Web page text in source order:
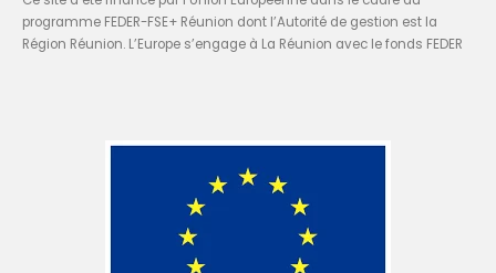
programme FEDER-FSE+ Réunion dont l’Autorité de gestion est la
Région Réunion. L’Europe s’engage à La Réunion avec le fonds FEDER